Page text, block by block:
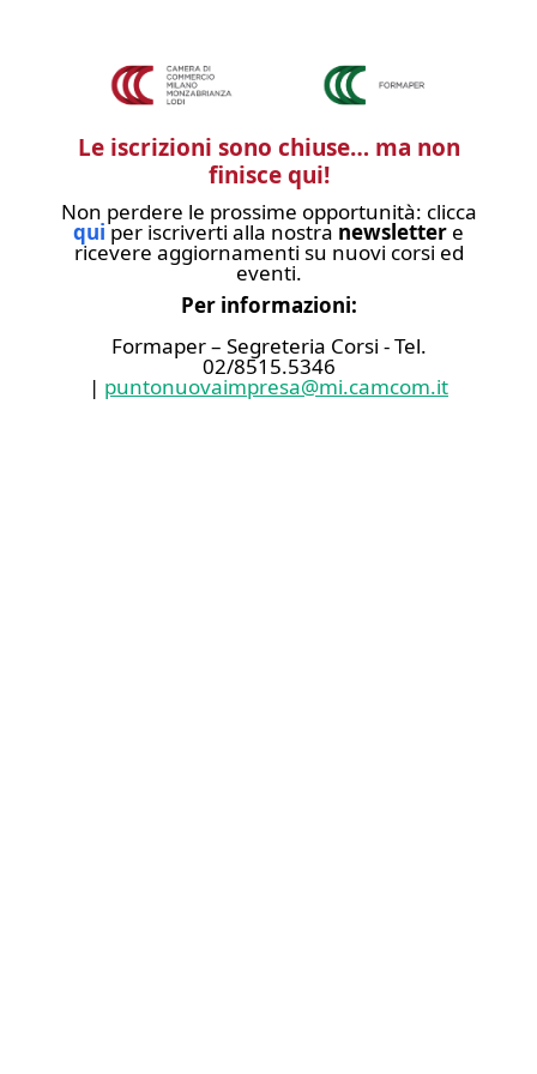
Le iscrizioni sono chiuse… ma non
finisce qui!
Non perdere le prossime opportunità: clicca
quiper iscriverti alla nostra newsletter e
ricevere aggiornamenti su nuovi corsi ed
eventi.
Per informazioni:
Formaper – Segreteria Corsi - Tel.
02/8515.5346
| puntonuovaimpresa@mi.camcom.it